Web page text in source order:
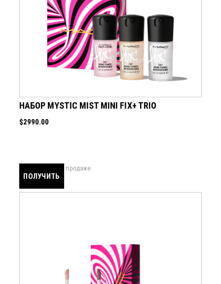
НАБОР MYSTIC MIST MINI FIX+ TRIO
$2990.00
ПОЛУЧИТЬ
скоро в продаже